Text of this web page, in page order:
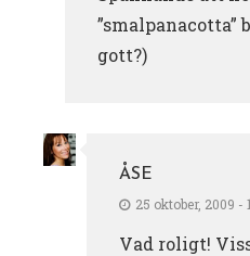
gott?)
ÅSE
25 oktober, 2009 -
Vad roligt!